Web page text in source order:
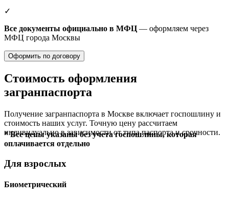
✓
Все документы официально в МФЦ— оформляем через
МФЦ города Москвы
Оформить по договору
Стоимость оформления
загранпаспорта
Получение загранпаспорта в Москве включает госпошлину и
стоимость наших услуг. Точную цену рассчитаем
индивидуально в зависимости от типа паспорта и срочности.
* Все цены указаны без учета госпошлины, которая
оплачивается отдельно
Для взрослых
Биометрический